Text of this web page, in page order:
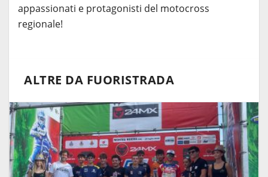
appassionati e protagonisti del motocross
regionale!
ALTRE DA FUORISTRADA